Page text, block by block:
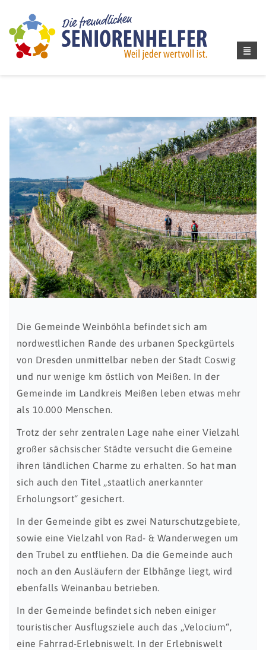
Die Gemeinde Weinböhla befindet sich am
nordwestlichen Rande des urbanen Speckgürtels
von Dresden unmittelbar neben der Stadt Coswig
und nur wenige km östlich von Meißen. In der
Gemeinde im Landkreis Meißen leben etwas mehr
als 10.000 Menschen.
Trotz der sehr zentralen Lage nahe einer Vielzahl
großer sächsischer Städte versucht die Gemeine
ihren ländlichen Charme zu erhalten. So hat man
sich auch den Titel „staatlich anerkannter
Erholungsort“ gesichert.
In der Gemeinde gibt es zwei Naturschutzgebiete,
sowie eine Vielzahl von Rad- & Wanderwegen um
den Trubel zu entfliehen. Da die Gemeinde auch
noch an den Ausläufern der Elbhänge liegt, wird
ebenfalls Weinanbau betrieben.
In der Gemeinde befindet sich neben einiger
touristischer Ausflugsziele auch das „Velocium“,
eine Fahrrad-Erlebniswelt. In der Erlebniswelt